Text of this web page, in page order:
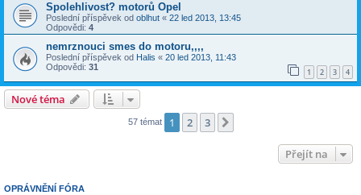
Spolehlivost? motorů Opel
Poslední příspěvek od oblhut « 22 led 2013, 13:45
Odpovědi: 4
nemrznouci smes do motoru,,,,
Poslední příspěvek od Halis « 20 led 2013, 11:43
Odpovědi: 31 1 2 3 4
Nové téma
57 témat 1 2 3
Přejít na
OPRÁVNĚNÍ FÓRA